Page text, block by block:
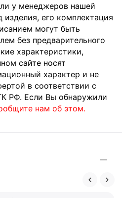
у менеджеров нашей
его комплектация
могут быть
без предварительного
характеристики,
сайте носят
характер и не
в соответствии с
РФ. Если Вы обнаружили
нам об этом.